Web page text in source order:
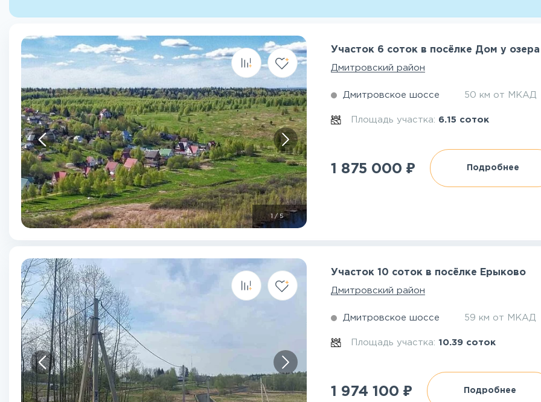
1 /5
Участок 6 соток в посёлке Дом у озера
Дмитровский район
Дмитровское шоссе 50 км от МКАД
Площадь участка: 6.15 соток
1 875 000 ₽ Подробнее
Участок 10 соток в посёлке Ерыково
Дмитровский район
Дмитровское шоссе 59 км от МКАД
Площадь участка:10.39 соток
1 974 100 ₽ Подробнее